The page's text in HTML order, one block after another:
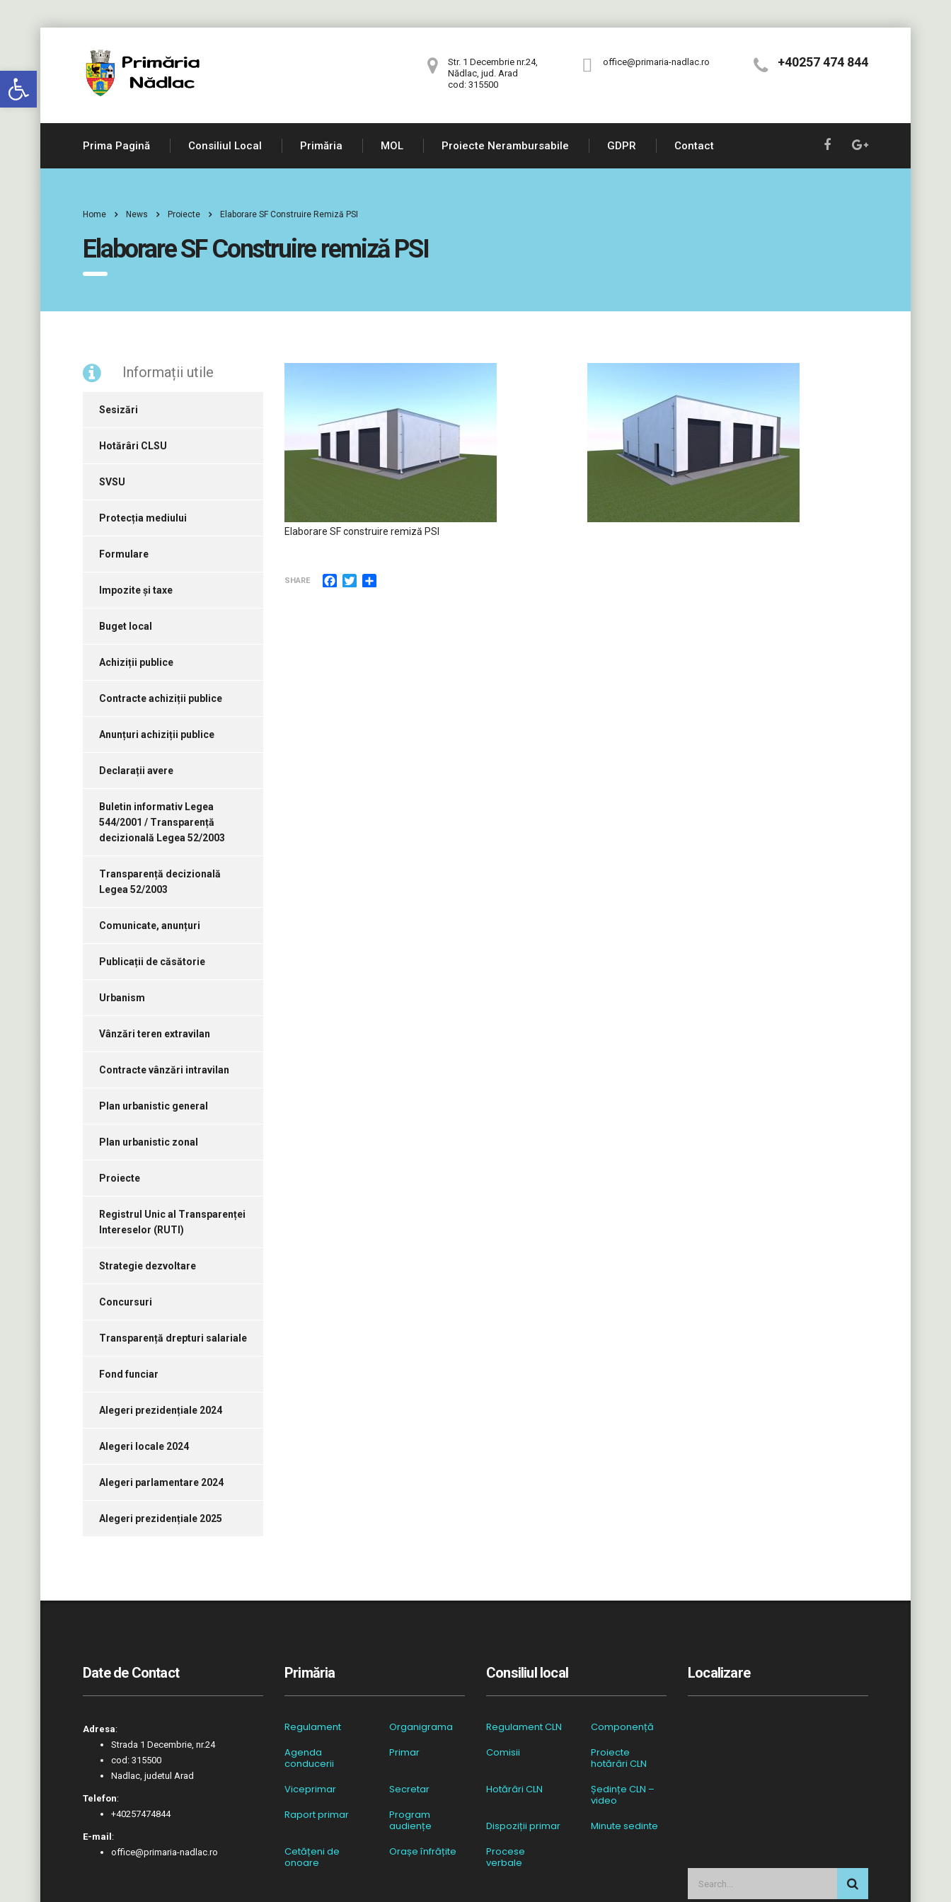
Deschide bara de unelte
+40257 474 844
office@primaria-nadlac.ro
Str. 1 Decembrie nr.24,
Nădlac, jud. Arad
cod: 315500
Prima Pagină Consiliul Local Primăria MOL Proiecte Nerambursabile GDPR Contact
Home News Proiecte Elaborare SF Construire Remiză PSI
Elaborare SF Construire remiză PSI
Elaborare SF construire remiză PSI
SHARE Facebook
Twitter
Informații utile
Sesizări
Hotărâri CLSU
SVSU
Protecția mediului
Formulare
Impozite și taxe
Buget local
Achiziții publice
Contracte achiziții publice
Anunțuri achiziții publice
Declarații avere
Buletin informativ Legea
544/2001 / Transparență
decizională Legea 52/2003
Transparență decizională
Legea 52/2003
Comunicate, anunțuri
Publicații de căsătorie
Urbanism
Vânzări teren extravilan
Contracte vânzări intravilan
Plan urbanistic general
Plan urbanistic zonal
Proiecte
Registrul Unic al Transparenței
Intereselor (RUTI)
Strategie dezvoltare
Concursuri
Transparență drepturi salariale
Fond funciar
Alegeri prezidențiale 2024
Alegeri locale 2024
Alegeri parlamentare 2024
Alegeri prezidențiale 2025
Date de Contact
Adresa:
Strada 1 Decembrie, nr.24
cod: 315500
Nadlac, judetul Arad
Telefon:
+40257474844
E-mail :
office@primaria-nadlac.ro
Primăria
Regulament
Organigrama
Agenda
conducerii
Primar
Viceprimar
Secretar
Raport primar
Program
audiențe
Cetățeni de
onoare
Orașe înfrățite
Consiliul local
Regulament CLN
Componență
Comisii
Proiecte
hotărâri CLN
Hotărâri CLN
Ședințe CLN –
video
Dispoziții primar
Minute sedinte
Procese
verbale
Localizare